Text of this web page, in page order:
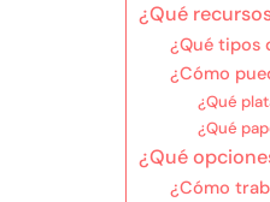
¿Qué
¿Qué tipos
¿Cómo
¿Qué
¿Qué
¿Qué
¿Cómo